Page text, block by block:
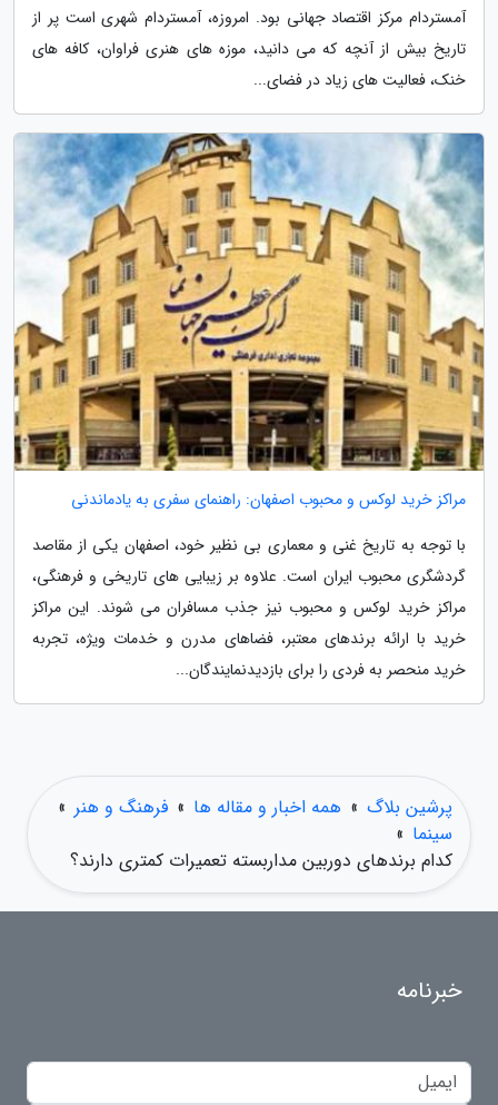
آمستردام مرکز اقتصاد جهانی بود. امروزه، آمستردام شهری است پر از
تاریخ بیش از آنچه که می دانید، موزه های هنری فراوان، کافه های
خنک، فعالیت های زیاد در فضای...
مراکز خرید لوکس و محبوب اصفهان: راهنمای سفری به یادماندنی
با توجه به تاریخ غنی و معماری بی نظیر خود، اصفهان یکی از مقاصد
گردشگری محبوب ایران است. علاوه بر زیبایی های تاریخی و فرهنگی،
مراکز خرید لوکس و محبوب نیز جذب مسافران می شوند. این مراکز
خرید با ارائه برندهای معتبر، فضاهای مدرن و خدمات ویژه، تجربه
خرید منحصر به فردی را برای بازدیدنمایندگان...
پرشین بلاگ » همه اخبار و مقاله ها » فرهنگ و هنر »
سینما »
کدام برندهای دوربین مداربسته تعمیرات کمتری دارند؟
خبرنامه